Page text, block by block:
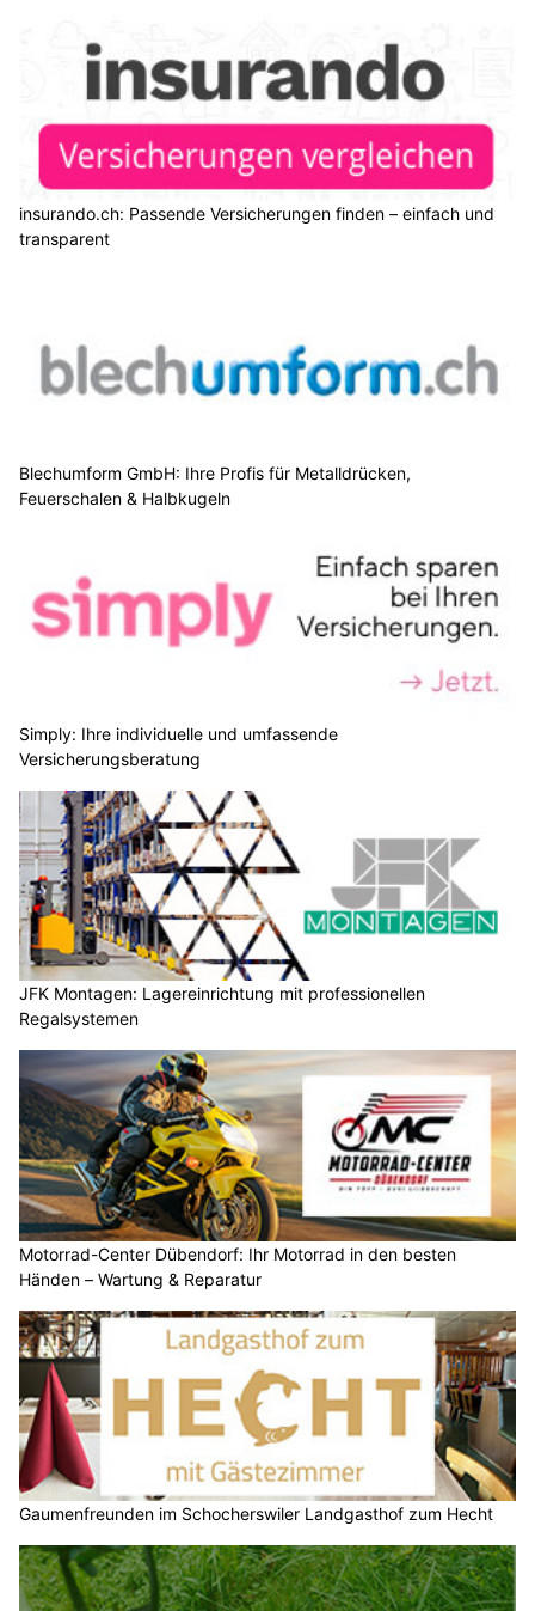
insurando.ch: Passende Versicherungen finden – einfach und
transparent
Blechumform GmbH: Ihre Profis für Metalldrücken,
Feuerschalen & Halbkugeln
Simply: Ihre individuelle und umfassende
Versicherungsberatung
JFK Montagen: Lagereinrichtung mit professionellen
Regalsystemen
Motorrad-Center Dübendorf: Ihr Motorrad in den besten
Händen – Wartung & Reparatur
Gaumenfreunden im Schocherswiler Landgasthof zum Hecht